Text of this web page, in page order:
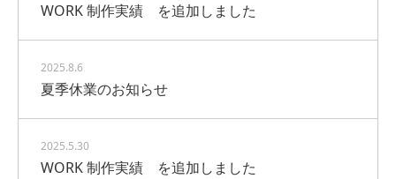
WORK 制作実績 を追加しました
2025.8.6
夏季休業のお知らせ
2025.5.30
WORK 制作実績 を追加しました